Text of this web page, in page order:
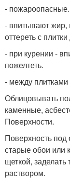
- пожароопасные.
- впитывают жир,
оттереть с
- при курении -
пожелтеть.
- между
Облицовывать
каменные,
Поверхности.
Поверхность под
старые обои или
щеткой,
раствором.